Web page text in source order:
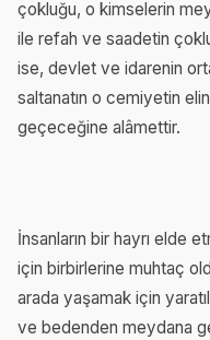
çokluğu, o kimselerin
ile refah ve saadetin
ise, devlet ve idarenin
saltanatın o cemiyetin
geçeceğine alâmettir.
İnsanların bir hayrı elde
için birbirlerine muhtaç
arada yaşamak için
ve bedenden meydana